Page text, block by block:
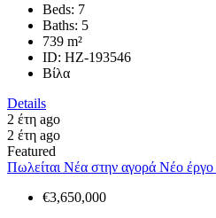
Beds: 7
Baths: 5
739 m²
ID: HZ-193546
Βίλα
Details
2 έτη ago
2 έτη ago
Featured
Πωλείται Νέα στην αγορά Νέο έργο
€3,650,000